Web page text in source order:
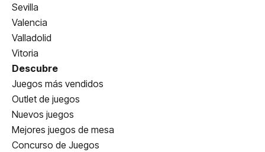
Sevilla
Valencia
Valladolid
Vitoria
Descubre
Juegos más vendidos
Outlet de juegos
Nuevos juegos
Mejores juegos de mesa
Concurso de Juegos